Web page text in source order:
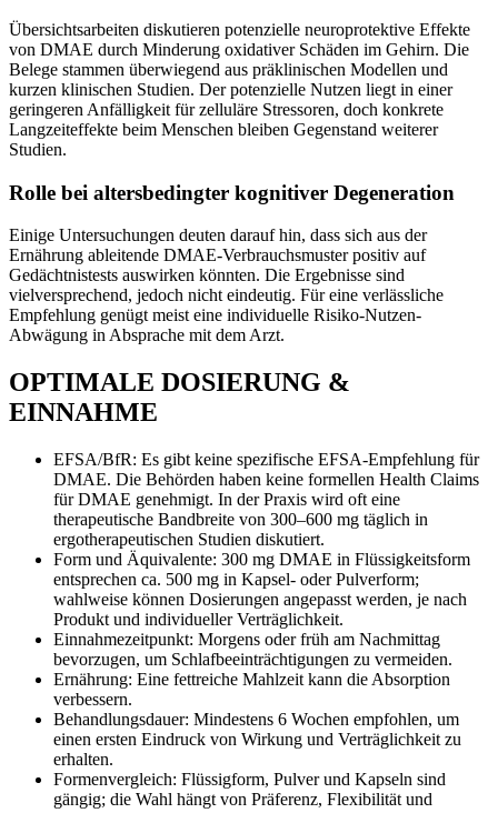
Übersichtsarbeiten diskutieren potenzielle neuroprotektive Effekte
von DMAE durch Minderung oxidativer Schäden im Gehirn. Die
Belege stammen überwiegend aus präklinischen Modellen und
kurzen klinischen Studien. Der potenzielle Nutzen liegt in einer
geringeren Anfälligkeit für zelluläre Stressoren, doch konkrete
Langzeiteffekte beim Menschen bleiben Gegenstand weiterer
Studien.
Rolle bei altersbedingter kognitiver Degeneration
Einige Untersuchungen deuten darauf hin, dass sich aus der
Ernährung ableitende DMAE-Verbrauchsmuster positiv auf
Gedächtnistests auswirken könnten. Die Ergebnisse sind
vielversprechend, jedoch nicht eindeutig. Für eine verlässliche
Empfehlung genügt meist eine individuelle Risiko-Nutzen-
Abwägung in Absprache mit dem Arzt.
OPTIMALE DOSIERUNG &
EINNAHME
EFSA/BfR: Es gibt keine spezifische EFSA-Empfehlung für
DMAE. Die Behörden haben keine formellen Health Claims
für DMAE genehmigt. In der Praxis wird oft eine
therapeutische Bandbreite von 300–600 mg täglich in
ergotherapeutischen Studien diskutiert.
Form und Äquivalente: 300 mg DMAE in Flüssigkeitsform
entsprechen ca. 500 mg in Kapsel- oder Pulverform;
wahlweise können Dosierungen angepasst werden, je nach
Produkt und individueller Verträglichkeit.
Einnahmezeitpunkt: Morgens oder früh am Nachmittag
bevorzugen, um Schlafbeeinträchtigungen zu vermeiden.
Ernährung: Eine fettreiche Mahlzeit kann die Absorption
verbessern.
Behandlungsdauer: Mindestens 6 Wochen empfohlen, um
einen ersten Eindruck von Wirkung und Verträglichkeit zu
erhalten.
Formenvergleich: Flüssigform, Pulver und Kapseln sind
gängig; die Wahl hängt von Präferenz, Flexibilität und